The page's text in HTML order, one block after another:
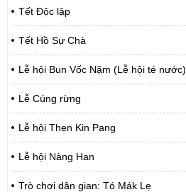
Tết Độc lập
Tết Hồ Sự Chà
Lễ hội Bun Vốc Nặm (Lễ hội té nước)
Lễ Cúng rừng
Lễ hội Then Kin Pang
Lễ hội Nàng Han
Trò chơi dân gian: Tó Mák Lẹ